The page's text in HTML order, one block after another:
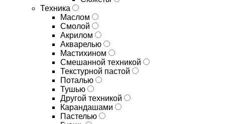
Техника
Маслом
Смолой
Акрилом
Акварелью
Мастихином
Смешанной техникой
Текстурной пастой
Поталью
Тушью
Другой техникой
Карандашами
Пастелью